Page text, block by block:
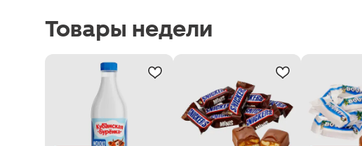
Товары недели